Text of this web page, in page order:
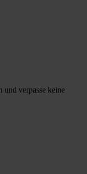
und verpasse keine